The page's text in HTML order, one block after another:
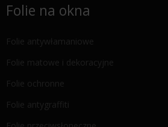
Folie na okna
Folie antywłamaniowe
Folie matowe i dekoracyjne
Folie ochronne
Folie antygraffiti